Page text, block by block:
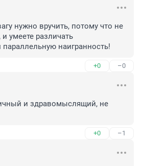
нужно вручить, потому что не
умеете различать
параллельную наигранность!
+0 –0
и здравомыслящий, не
+0 –1